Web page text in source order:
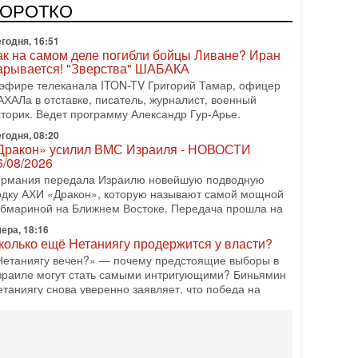
АХИ «Дракон» (Drakon), которая уже стала самой
субмариной в истории ЦАХАЛ. Но почему её
16:51
на самом деле погибли бойцы Ливане? Иран
"Зверства" ШАБАКА
телеканала ITON-TV Григорий Тамар, офицер
в отставке, писатель, журналист, военный
Ведет программу Александр Гур-Арье.
08:20
усилил ВМС Израиля - НОВОСТИ
08/2026
передала Израилю новейшую подводную
АХИ «Дракон», которую называют самой мощной
на Ближнем Востоке. Передача прошла на
18:16
ещё Нетаниягу продержится у власти?
вечен?» — почему предстоящие выборы в
могут стать самыми интригующими? Биньямин
снова уверенно заявляет, что победа на